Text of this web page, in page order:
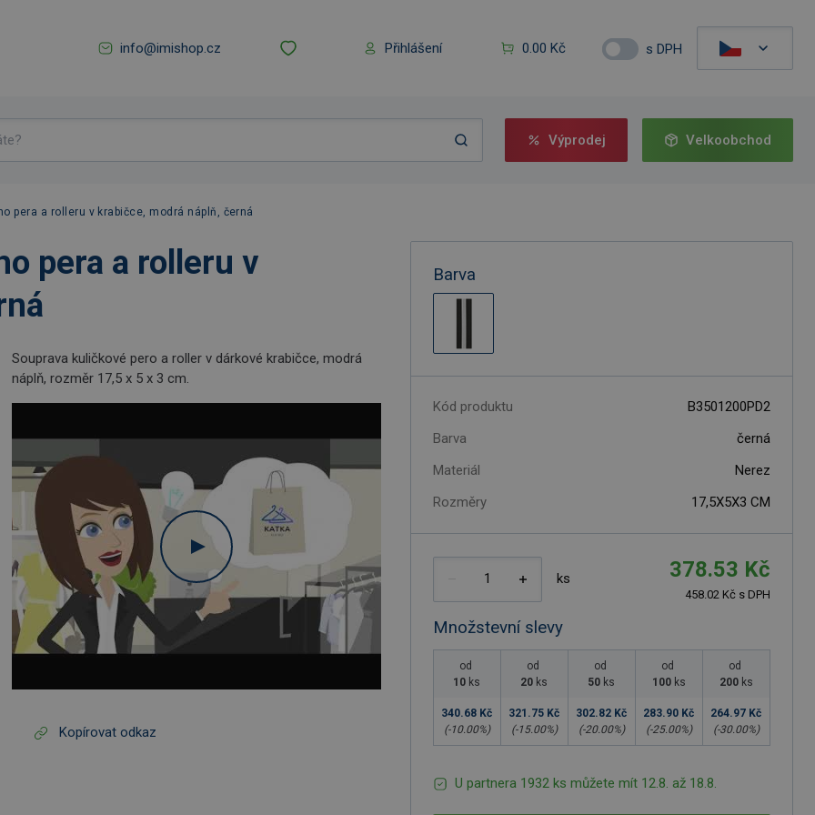
info@imishop.cz Přihlášení 0.00 Kč s DPH
Výprodej Velkoobchod
pera a rolleru v krabičce, modrá náplň, černá
pera a rolleru v
Souprava kuličkové pero a roller v dárkové krabičce, modrá
náplň, rozměr 17,5 x 5 x 3 cm.
Kopírovat odkaz
Barva
Kód produktu
B3501200PD2
Barva
černá
Materiál
Nerez
Rozměry
17,5X5X3 CM
ks 378.53 Kč
458.02 Kč s DPH
Množstevní slevy
od
10 ks
340.68 Kč
(-10.00%)
od
20 ks
321.75 Kč
(-15.00%)
od
50 ks
302.82 Kč
(-20.00%)
od
100 ks
283.90 Kč
(-25.00%)
od
200 ks
264.97 Kč
(-30.00%)
U partnera 1932 ks můžete mít 12.8. až 18.8.